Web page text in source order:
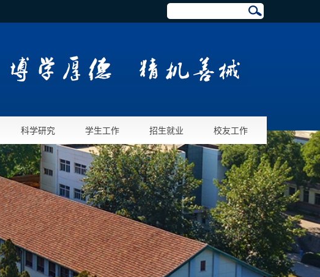
科学研究 学生工作 招生就业 校友工作